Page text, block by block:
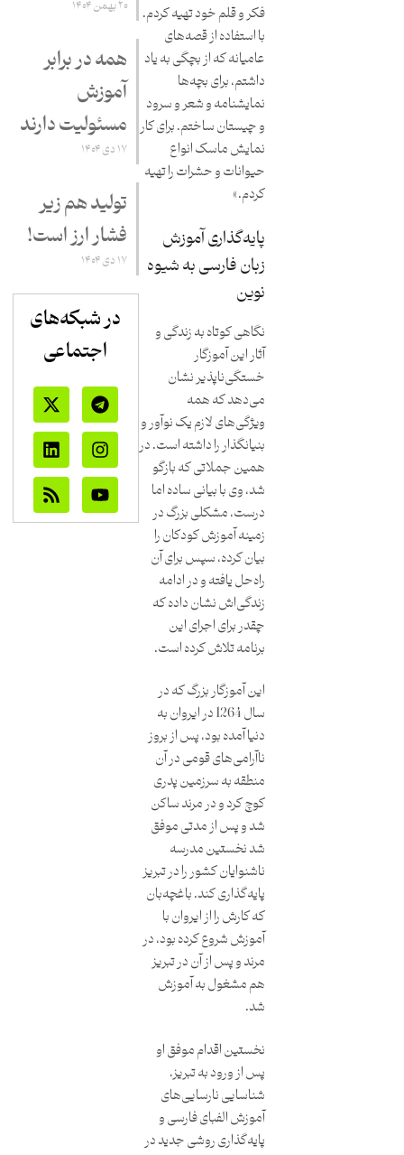
فکر و قلم خود تهیه کردم.
با استفاده از قصه‌های
عامیانه که از بچگی به یاد
داشتم، برای بچه‌ها
نمایشنامه و شعر و سرود
و چیستان ساختم. برای کار
نمایش ماسک انواع
حیوانات و حشرات را تهیه
کردم.»
پایه‌گذاری آموزش
زبان فارسی به شیوه
نوین
نگاهی کوتاه به زندگی و
آثار این آموزگار
خستگی‌ناپذیر نشان
می‌دهد که همه
ویژگی‌های لازم یک نوآور و
بنیانگذار را داشته است. در
همین جملاتی که بازگو
شد، وی با بیانی ساده اما
درست، مشکلی بزرگ در
زمینه آموزش کودکان را
بیان کرده، سپس برای آن
راه‌حل یافته و در ادامه
زندگی‌اش نشان داده که
چقدر برای اجرای این
برنامه تلاش کرده است.
این آموزگار بزرگ که در
سال 1264 در ایروان به
دنیا آمده بود، پس از بروز
ناآرامی‌های قومی در آن
منطقه به سرزمین پدری
کوچ کرد و در مرند ساکن
شد و پس از مدتی موفق
شد نخستین مدرسه
ناشنوایان کشور را در تبریز
پایه‌گذاری کند. باغچه‌بان
که کارش را از ایروان با
آموزش شروع کرده بود، در
مرند و پس از آن در تبریز
هم مشغول به آموزش
شد.
نخستین اقدام موفق او
پس از ورود به تبریز،
شناسایی نارسایی‌های
آموزش الفبای فارسی و
پایه‌گذاری روشی جدید در
۲۰ بهمن ۱۴۰۴
همه در برابر
آموزش
مسئولیت دارند
۱۷ دی ۱۴۰۴
تولید هم زیر
فشار ارز است!
۱۷ دی ۱۴۰۴
در شبکه‌های
اجتماعی